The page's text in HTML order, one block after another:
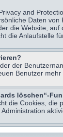
and
Daten
die Website,
die Anlaufstelle
der
Benutzer
löschen“-
die Cookies,